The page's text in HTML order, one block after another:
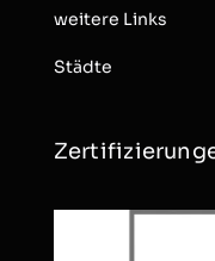
weitere Links
Städte